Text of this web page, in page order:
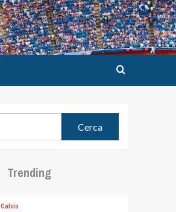
Trending
Calcio